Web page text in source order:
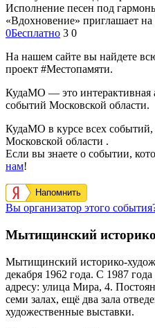
Исполнение песен под
«Вдохновение» приглашает
0Бесплатно 3 0
На нашем сайте вы найдете
проект #Местопамяти.
КудаМО — это интерактивная
событий Московской области.
КудаМО в курсе всех событий,
Московской области .
Если вы знаете о событии,
нам!
Напомнить
Вы организатор этого
Мытищинский
Мытищинский историко-
декабря 1962 года. С 1987
адресу: улица Мира, 4.
семи залах, ещё два зала
художественные выставки.